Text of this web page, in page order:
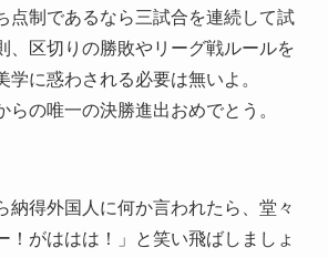
点制であるなら三試合を連続して試
、区切りの勝敗やリーグ戦ルールを
学に惑わされる必要は無いよ。
らの唯一の決勝進出おめでとう。
納得外国人に何か言われたら、堂々
！がははは！」と笑い飛ばしましょ